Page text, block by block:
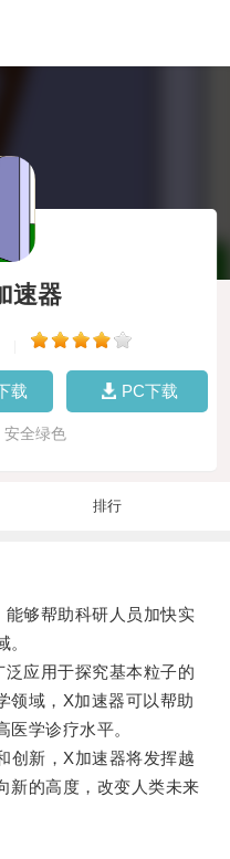
速器
载 PC下载
安全绿色
排行
够帮助科研人员加快实
应用于探究基本粒子的
领域，X加速器可以帮助
学诊疗水平。
新，X加速器将发挥越
新的高度，改变人类未来